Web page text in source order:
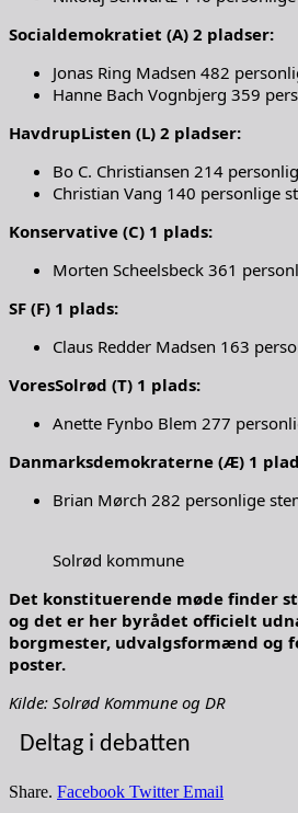
Socialdemokratiet (A) 2 pladser:
Jonas Ring Madsen 482
Hanne Bach Vognbjerg 359
HavdrupListen (L) 2 pladser:
Bo C. Christiansen 214
Christian Vang 140 personlige
Konservative (C) 1 plads:
Morten Scheelsbeck 361
SF (F) 1 plads:
Claus Redder Madsen 163
VoresSolrød (T) 1 plads:
Anette Fynbo Blem 277
Danmarksdemokraterne (Æ) 1
Brian Mørch 282 personlige
Solrød kommune
Det konstituerende møde finder
og det er her byrådet officielt
borgmester, udvalgsformænd og
poster.
Kilde: Solrød Kommune og DR
Deltag i debatten
Share. Facebook Twitter Email